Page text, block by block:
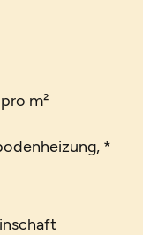
m²
*